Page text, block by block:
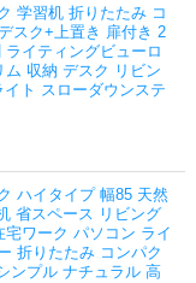
学習机 折りたたみ コ
スク+上置き 扉付き 2
イティングビューロ
ム 収納 デスク リビン
ト スローダウンステ
ハイタイプ 幅85 天然
省スペース リビング
ワーク パソコン ライ
折りたたみ コンパク
ンプル ナチュラル 高